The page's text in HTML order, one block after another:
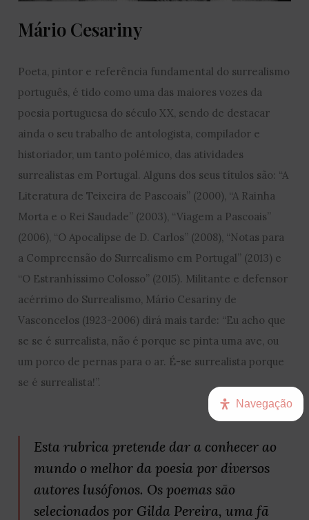
Mário Cesariny
Poeta, pintor e referência fundamental do surrealismo
português, é tido como uma das maiores vozes da
poesia portuguesa do século XX, sendo de destacar
ainda o seu trabalho de antologista, compilador e
historiador, um tanto polémico, das atividades
surrealistas em Portugal. Alguns dos seus títulos são: “A
Literatura de Teixeira de Pascoais” (2000), “A Rainha
Morta e o Rei Saudade” (2003), “Viagem a Pascoais”
(2006), “O Apocalipse de D. Carlos” (2008), “Notas para
a Compreensão do Surrealismo em Portugal” (2013) e
“O Estranhíssimo Colosso” (2015). Militante e defensor
acérrimo do Surrealismo, Mário Cesariny de
Vasconcelos (1923-2006) dirá mais tarde: “Eu acho que
se se é surrealista, não é porque se pinta uma ave, ou
um porco de pernas para o ar. É-se surrealista porque
se é surrealista!”.
Esta rubrica pretende dar a conhecer ao
mundo o melhor da poesia por diversos
autores lusófonos. Os poemas são
selecionados por Gilda Pereira, uma fã
Navegação